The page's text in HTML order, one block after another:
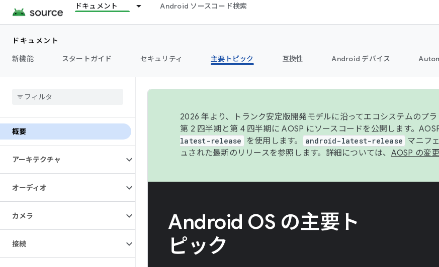
ドキュメント Android ソースコード検索
ドキュメント
新機能
スタートガイド セキュリティ 主要トピック 互換性 Android デバイス
概要
アーキテクチャ
オーディオ
カメラ
接続
2026 年より、トランク安定版開発モデルに沿ってエコシステムのプ
第 2 四半期と第 4 四半期に AOSP にソースコードを公開します。
latest-release
を使用します。 android-latest-release マニフ
ュされた最新のリリースを参照します。詳細については、 AOSP の変
Android OS の主要ト
ピック